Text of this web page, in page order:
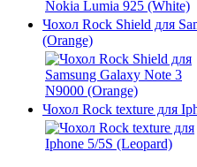
Чохол Rock Shield для
(Orange)
Чохол Rock texture для